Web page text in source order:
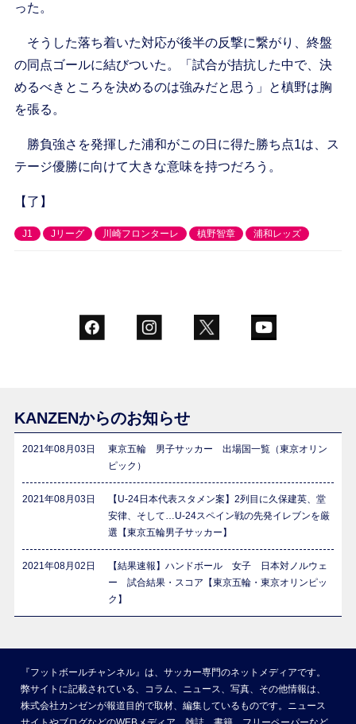
った。
そうした落ち着いた対応が後半の反撃に繋がり、終盤
の同点ゴールに結びついた。「試合が拮抗した中で、決
めるべきところを決めるのは強みだと思う」と槙野は胸
を張る。
勝負強さを発揮した浦和がこの日に得た勝ち点1は、ス
テージ優勝に向けて大きな意味を持つだろう。
【了】
J1 Jリーグ 川崎フロンターレ 槙野智章 浦和レッズ
KANZENからのお知らせ
2021年08月03日
東京五輪 男子サッカー 出場国一覧（東京オリン
ピック）
2021年08月03日
【U-24日本代表スタメン案】2列目に久保建英、堂
安律、そして…U-24スペイン戦の先発イレブンを厳
選【東京五輪男子サッカー】
2021年08月02日
【結果速報】ハンドボール 女子 日本対ノルウェ
ー 試合結果・スコア【東京五輪・東京オリンピッ
ク】
『フットボールチャンネル』は、サッカー専門のネットメディアです。
弊サイトに記載されている、コラム、ニュース、写真、その他情報は、
株式会社カンゼンが報道目的で取材、編集しているものです。ニュース